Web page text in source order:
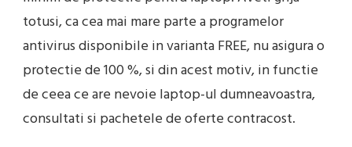
totusi, ca cea mai mare parte a programelor
antivirus disponibile in varianta FREE, nu asigura o
protectie de 100 %, si din acest motiv, in functie
de ceea ce are nevoie laptop-ul dumneavoastra,
consultati si pachetele de oferte contracost.